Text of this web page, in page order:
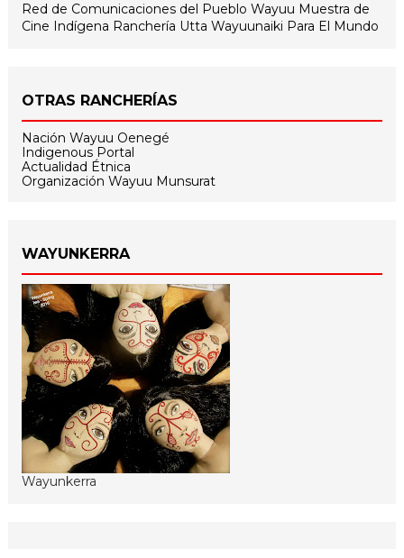
Red de Comunicaciones del Pueblo Wayuu Muestra de
Cine Indígena Ranchería Utta Wayuunaiki Para El Mundo
OTRAS RANCHERÍAS
Nación Wayuu Oenegé
Indigenous Portal
Actualidad Étnica
Organización Wayuu Munsurat
WAYUNKERRA
Wayunkerra